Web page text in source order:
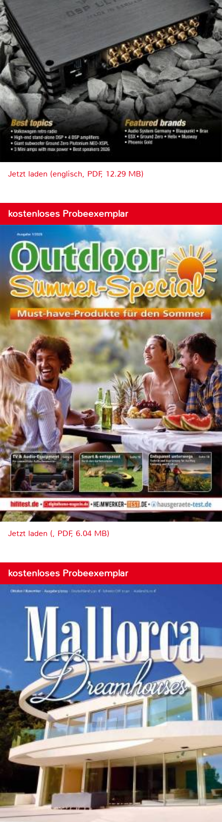
Jetzt laden (englisch, PDF, 12.29 MB)
kostenloses Probeexemplar
Jetzt laden (, PDF, 6.04 MB)
kostenloses Probeexemplar